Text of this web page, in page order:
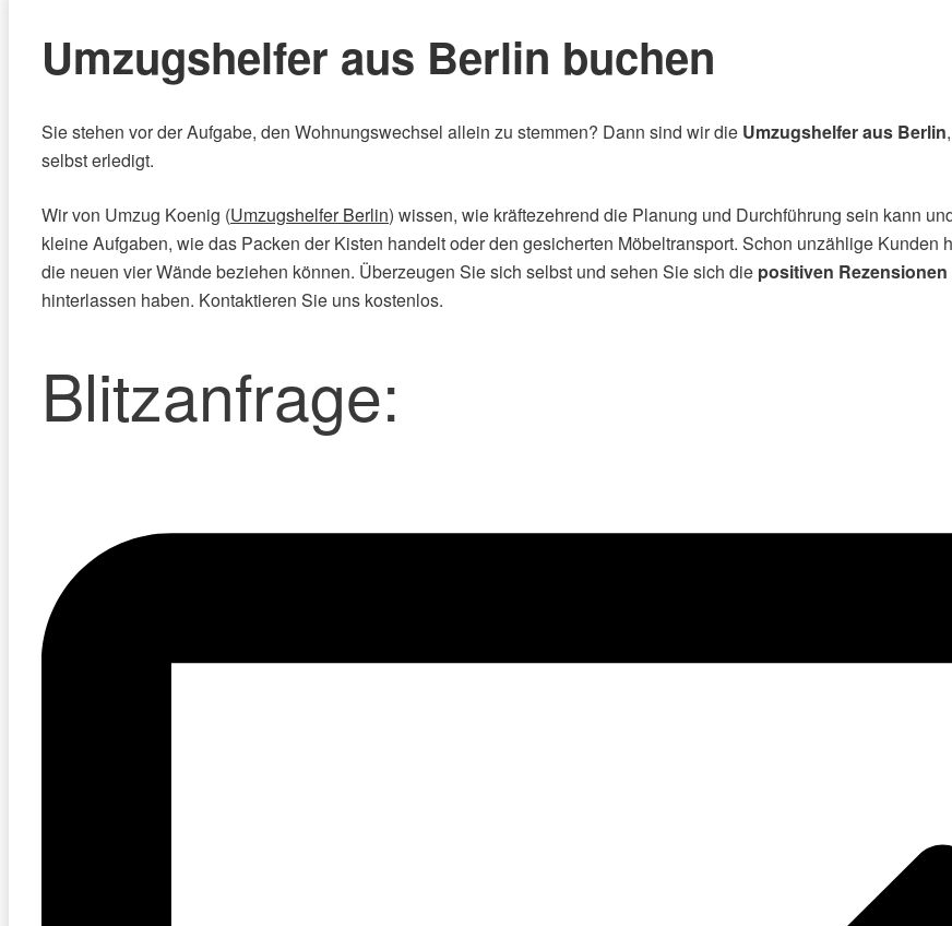
Umzugshelfer aus Berlin buchen
Sie stehen vor der Aufgabe, den Wohnungswechsel allein zu stemmen? Dann sind wir die Umzugshelfer aus Berlin
selbst erledigt.
Wir von Umzug Koenig (Umzugshelfer Berlin) wissen, wie kräftezehrend die Planung und Durchführung sein kann
kleine Aufgaben, wie das Packen der Kisten handelt oder den gesicherten Möbeltransport. Schon unzählige Kunden
die neuen vier Wände beziehen können. Überzeugen Sie sich selbst und sehen Sie sich die positiven Rezensionen
hinterlassen haben. Kontaktieren Sie uns kostenlos.
Blitzanfrage: